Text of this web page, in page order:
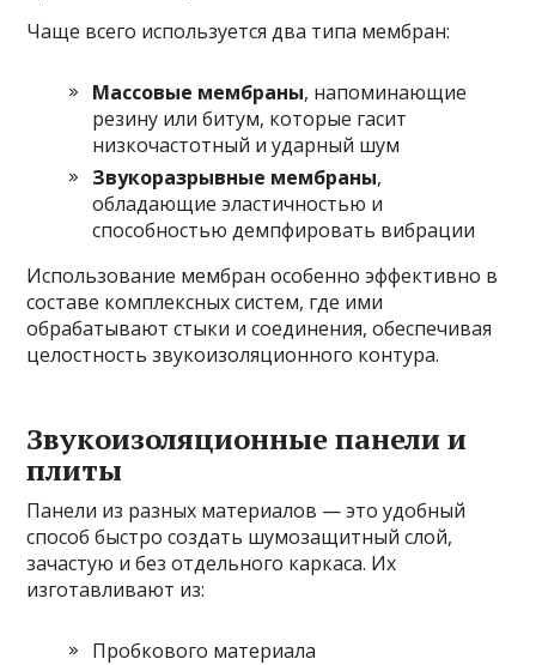
Чаще всего используется два типа мембран:
Массовые мембраны, напоминающие
резину или битум, которые гасит
низкочастотный и ударный шум
Звукоразрывные мембраны,
обладающие эластичностью и
способностью демпфировать вибрации
Использование мембран особенно эффективно в
составе комплексных систем, где ими
обрабатывают стыки и соединения, обеспечивая
целостность звукоизоляционного контура.
Звукоизоляционные панели и
плиты
Панели из разных материалов — это удобный
способ быстро создать шумозащитный слой,
зачастую и без отдельного каркаса. Их
изготавливают из:
Пробкового материала